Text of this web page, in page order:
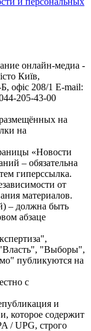
онлайн-медиа -
Київ,
208/1 E-mail:
205-43-00
на
на
«Новости
– обязательна
гиперссылка.
от
материалов.
– должна быть
абзаце
"Выборы",
публикуются на
с
и
которое содержит
/ UPG, строго